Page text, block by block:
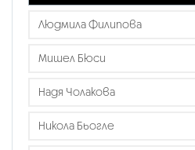
Людмила Филипова
Мишел Бюси
Надя Чолакова
Никола Бьогле